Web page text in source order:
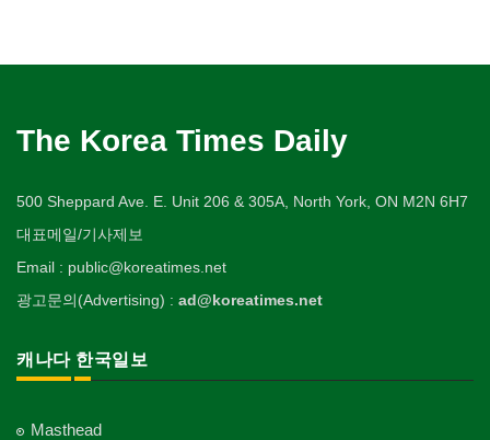
The Korea Times Daily
500 Sheppard Ave. E. Unit 206 & 305A, North York, ON M2N 6H7
대표메일/기사제보
Email : public@koreatimes.net
광고문의(Advertising) : ad@koreatimes.net
캐나다 한국일보
Masthead